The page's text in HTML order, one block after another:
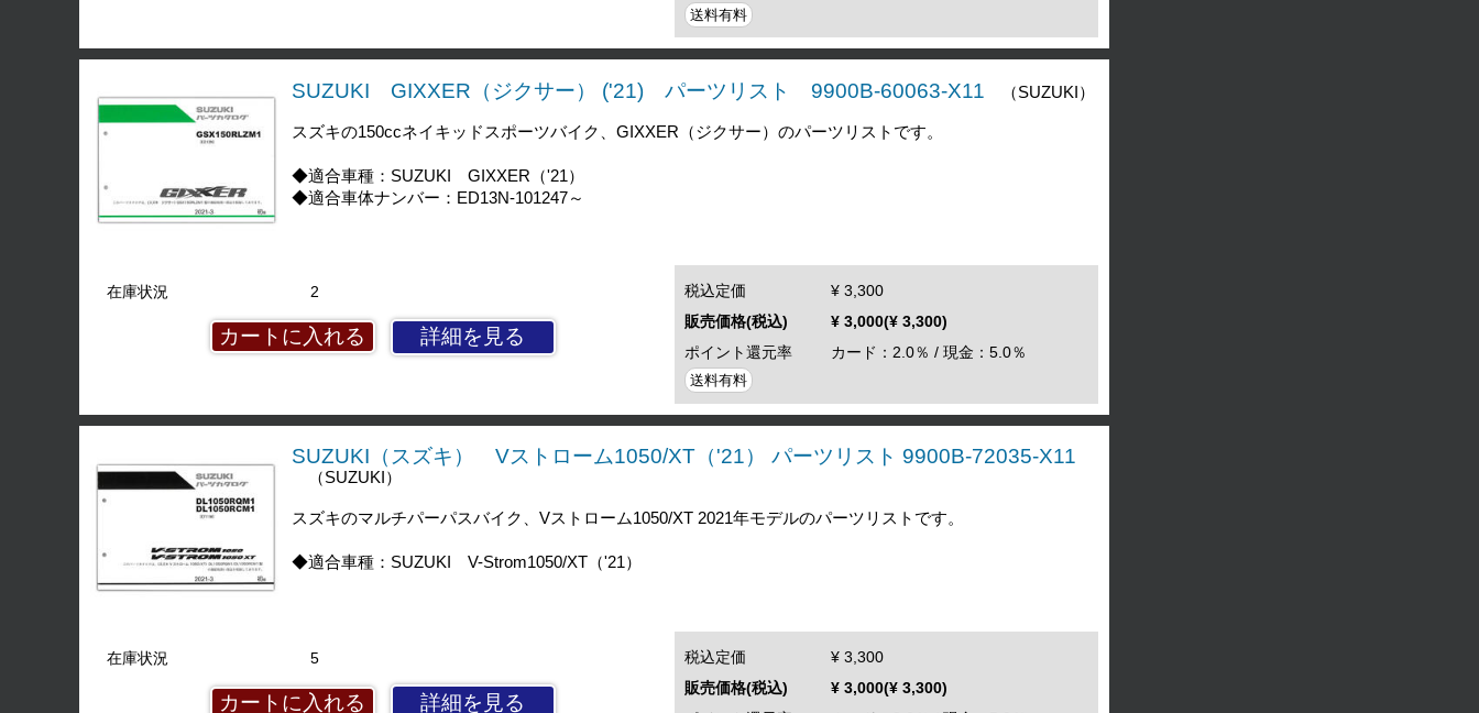
送料有料
SUZUKI GIXXER（ジクサー） ('21) パーツリスト 9900B-60063-X11 （SUZUKI）
スズキの150ccネイキッドスポーツバイク、GIXXER（ジクサー）のパーツリストです。
◆適合車種：SUZUKI GIXXER（'21）
◆適合車体ナンバー：ED13N-101247～
在庫状況 2
詳細を見る
税込定価
¥ 3,300
販売価格(税込)
¥ 3,000(¥ 3,300)
ポイント還元率
カード：2.0％ / 現金：5.0％
送料有料
SUZUKI（スズキ） Vストローム1050/XT（'21） パーツリスト 9900B-72035-X11
（SUZUKI）
スズキのマルチパーパスバイク、Vストローム1050/XT 2021年モデルのパーツリストです。
◆適合車種：SUZUKI V-Strom1050/XT（'21）
在庫状況 5
詳細を見る
税込定価
¥ 3,300
販売価格(税込)
¥ 3,000(¥ 3,300)